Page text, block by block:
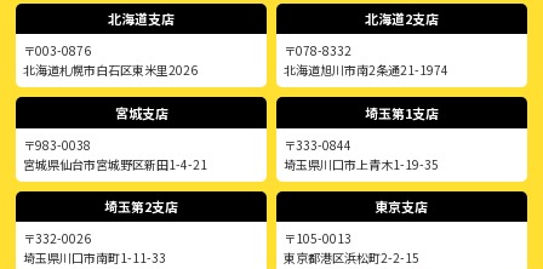
北海道支店
〒003-0876
北海道札幌市白石区東米里2026
北海道2支店
〒078-8332
北海道旭川市南2条通21-1974
宮城支店
〒983-0038
宮城県仙台市宮城野区新田1-4-21
埼玉第1支店
〒333-0844
埼玉県川口市上青木1-19-35
埼玉第2支店
〒332-0026
埼玉県川口市南町1-11-33
東京支店
〒105-0013
東京都港区浜松町2-2-15